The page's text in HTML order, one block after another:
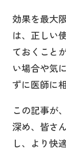
効果を最大
は、正しい
ておくこと
い場合や気
ずに医師に
この記事が
深め、皆さ
し、より快